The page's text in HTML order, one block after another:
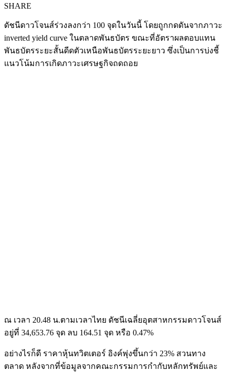
SHARE
ดัชนีดาวโจนส์ร่วงลงกว่า 100 จุดในวันนี้ โดยถูกกดดันจากภาวะ
inverted yield curve ในตลาดพันธบัตร ขณะที่อัตราผลตอบแทน
พันธบัตรระยะสั้นดีดตัวเหนือพันธบัตรระยะยาว ซึ่งเป็นการบ่งชี้
แนวโน้มการเกิดภาวะเศรษฐกิจถดถอย
ณ เวลา 20.48 น.ตามเวลาไทย ดัชนีเฉลี่ยอุตสาหกรรมดาวโจนส์
อยู่ที่ 34,653.76 จุด ลบ 164.51 จุด หรือ 0.47%
อย่างไรก็ดี ราคาหุ้นทวิตเตอร์ อิงค์พุ่งขึ้นกว่า 23% สวนทาง
ตลาด หลังจากที่ข้อมูลจากคณะกรรมการกำกับหลักทรัพย์และ